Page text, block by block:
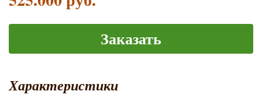
Заказать
Характеристики